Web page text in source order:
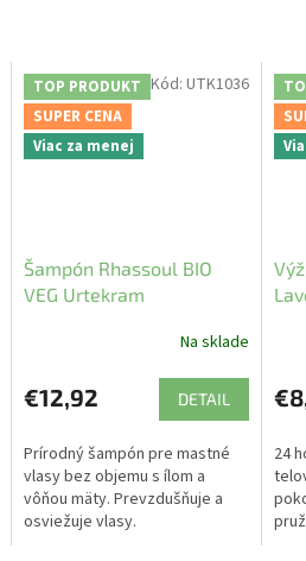
TOP PRODUKT
SUPER CENA
Viac za menej
Šampón Rhassoul BIO
VEG Urtekram
Na sklade
€12,92 DETAIL
Prírodný šampón pre mastné
vlasy bez objemu s ílom a
vôňou mäty. Prevzdušňuje a
osviežuje vlasy.
Kód: UTK1036
24